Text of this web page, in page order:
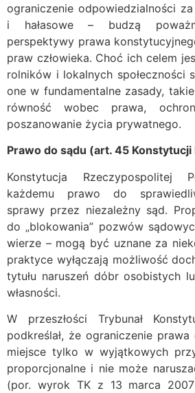
ograniczenie odpowiedzialności
i hałasowe – budzą
perspektywy prawa
praw człowieka. Choć ich celem
rolników i lokalnych społeczności
one w fundamentalne zasady,
równość wobec prawa,
poszanowanie życia prywatnego.
Prawo do sądu (art. 45 Konstytucji
Konstytucja Rzeczypospolitej
każdemu prawo do
sprawy przez niezależny sąd.
do „blokowania” pozwów
wierze – mogą być uznane za
praktyce wyłączają możliwość
tytułu naruszeń dóbr osobistych
własności.
W przeszłości Trybunał
podkreślał, że ograniczenie
miejsce tylko w wyjątkowych
proporcjonalne i nie może
(por. wyrok TK z 13 marca